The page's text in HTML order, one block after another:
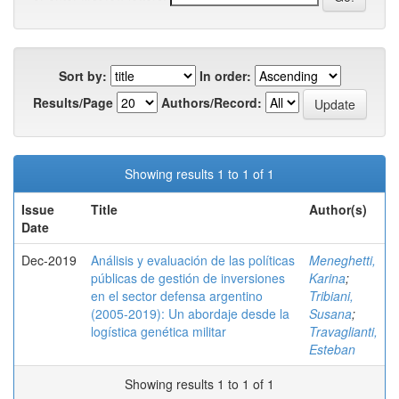
Sort by:
In order:
Results/Page
Authors/Record:
Showing results 1 to 1 of 1
Issue
Date
Title Author(s)
Dec-2019
Análisis y evaluación de las políticas
públicas de gestión de inversiones
en el sector defensa argentino
(2005-2019): Un abordaje desde la
logística genética militar
Meneghetti,
Karina;
Tribiani,
Susana;
Travaglianti,
Esteban
Showing results 1 to 1 of 1